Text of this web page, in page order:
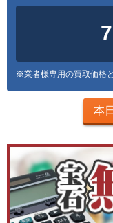
※業者様専用の買取価格と
本